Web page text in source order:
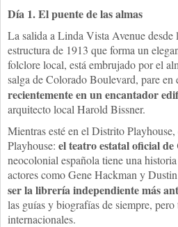
Día 1. El puente de las almas
La salida a Linda Vista Avenue
estructura de 1913 que forma un
folclore local, está embrujado por el
salga de Colorado Boulevard, pare en
recientemente en un encantador
arquitecto local Harold Bissner.
Mientras esté en el Distrito
Playhouse: el teatro estatal oficial
neocolonial española tiene una
actores como Gene Hackman y
ser la librería independiente más
las guías y biografías de siempre,
internacionales.